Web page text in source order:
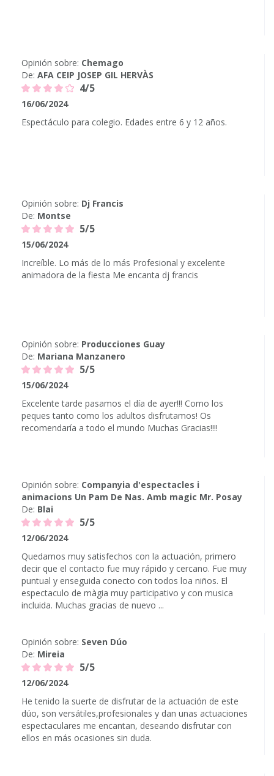
Opinión sobre: Chemago
De: AFA CEIP JOSEP GIL HERVÀS
4/5
16/06/2024
Espectáculo para colegio. Edades entre 6 y 12 años.
Opinión sobre: Dj Francis
De: Montse
5/5
15/06/2024
Increíble. Lo más de lo más Profesional y excelente
animadora de la fiesta Me encanta dj francis
Opinión sobre: Producciones Guay
De: Mariana Manzanero
5/5
15/06/2024
Excelente tarde pasamos el día de ayer!!! Como los
peques tanto como los adultos disfrutamos! Os
recomendaría a todo el mundo Muchas Gracias!!!!
Opinión sobre: Companyia d'espectacles i
animacions Un Pam De Nas. Amb magic Mr. Posay
De: Blai
5/5
12/06/2024
Quedamos muy satisfechos con la actuación, primero
decir que el contacto fue muy rápido y cercano. Fue muy
puntual y enseguida conecto con todos loa niños. El
espectaculo de màgia muy participativo y con musica
incluida. Muchas gracias de nuevo ...
Opinión sobre: Seven Dúo
De: Mireia
5/5
12/06/2024
He tenido la suerte de disfrutar de la actuación de este
dúo, son versátiles,profesionales y dan unas actuaciones
espectaculares me encantan, deseando disfrutar con
ellos en más ocasiones sin duda.